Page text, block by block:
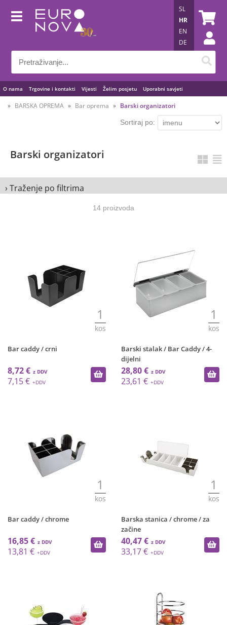
O nama Trgovine i kontakti Vijesti Želim posjetu Uporabni savjeti
SL
HR
EN
DE
BARSKA OPREMA Bar oprema Barski organizatori
Sortiraj po:
Barski organizatori
› Traženje po filtrima
14 proizvoda
1
kos
Bar caddy / crni
8,72 €
7,15 €
1
kos
Barski stalak / Bar Caddy / 4-
dijelni
28,80 €
23,61 €
1
kos
Bar caddy / chrome
16,85 €
13,81 €
1
kos
Barska stanica / chrome / za
začine
40,47 €
33,17 €